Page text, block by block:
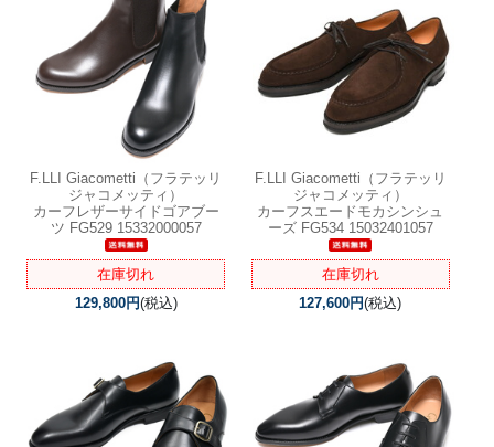
F.LLI Giacometti（フラテッリ
ジャコメッティ）
カーフレザーサイドゴアブー
ツ FG529 15332000057
在庫切れ
129,800円(税込)
F.LLI Giacometti（フラテッリ
ジャコメッティ）
カーフスエードモカシンシュ
ーズ FG534 15032401057
在庫切れ
127,600円(税込)